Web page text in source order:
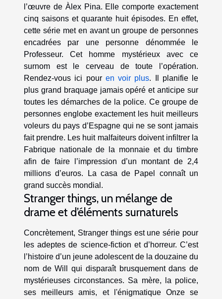
l’œuvre de Àlex Pina. Elle comporte exactement
cinq saisons et quarante huit épisodes. En effet,
cette série met en avant un groupe de personnes
encadrées par une personne dénommée le
Professeur. Cet homme mystérieux avec ce
surnom est le cerveau de toute l’opération.
Rendez-vous ici pour en voir plus. Il planifie le
plus grand braquage jamais opéré et anticipe sur
toutes les démarches de la police. Ce groupe de
personnes englobe exactement les huit meilleurs
voleurs du pays d’Espagne qui ne se sont jamais
fait prendre. Les huit malfaiteurs doivent infiltrer la
Fabrique nationale de la monnaie et du timbre
afin de faire l’impression d’un montant de 2,4
millions d’euros. La casa de Papel connaît un
grand succès mondial.
Stranger things, un mélange de
drame et d’éléments surnaturels
Concrètement, Stranger things est une série pour
les adeptes de science-fiction et d’horreur. C’est
l’histoire d’un jeune adolescent de la douzaine du
nom de Will qui disparaît brusquement dans de
mystérieuses circonstances. Sa mère, la police,
ses meilleurs amis, et l'énigmatique Onze se